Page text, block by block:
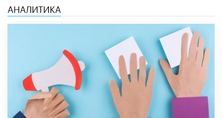
АНАЛИТИКА